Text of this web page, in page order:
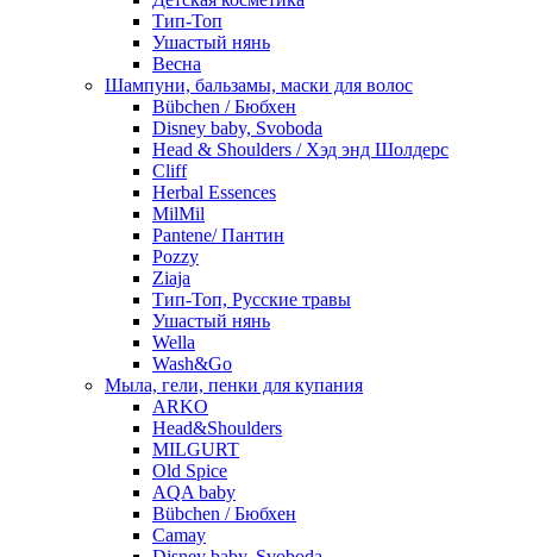
Тип-Топ
Ушастый нянь
Весна
Шампуни, бальзамы, маски для волос
Bübchen / Бюбхен
Disney baby, Svoboda
Head & Shoulders / Хэд энд Шолдерс
Cliff
Herbal Essences
MilMil
Pantene/ Пантин
Pozzy
Ziaja
Тип-Топ, Русские травы
Ушастый нянь
Wella
Wash&Go
Мыла, гели, пенки для купания
ARKO
Head&Shoulders
MILGURT
Old Spice
AQA baby
Bübchen / Бюбхен
Camay